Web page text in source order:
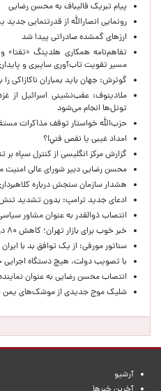
پیام تبریک قالیباف به محسن رضایی
رونمایی انصارالله از قدرتنمایی جدید
ارزهای گمشده صادراتی پیدا شد
تفاهم‌نامه همکاری هلدینگ «تفتا»
مسیر تقویت تاب‌آوری سایبری و
گوترش: جهان باید بمباران ناکازاکی را
ملادینوف: عقب‌نشینی اسرائیل از
تونل‌ها انجام می‌شود
حزب‌الله خواستار توقف مذاکرات
امداد غیبی يا نقص فني!؟
گزارش مرکز انگلیسی از کنترل سپاه بر
محسن رضایی دبیر شورای عالی امنیت
هشدار سازمان سنجش درباره
ادعای جدید ترامپ: بدون تشدید تنش
انتصاب ذوالقدر به عنوان مشاور
خبر خوب برای بازار تهران؛ کاهش ۸۰ درصدی عوارض نوسازی
سناتور مورفی: از یک توافق بد با
با تصویب دولت، هیچ دستگاه اجرایی
انتصاب محسن رضایی به عنوان
شلیک موج جدیدی از موشک‌های یمن
آرشیو